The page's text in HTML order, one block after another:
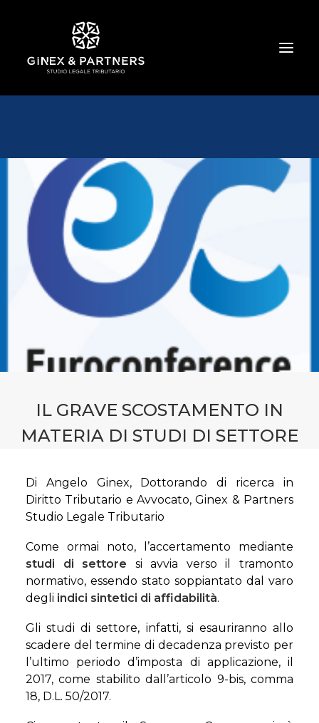
CHI SIAMO
TRIBUTARIO E PENALE TRIBUTARIO
GESTIONE E PROTEZIONE DEL PATRIMONIO
SOCIETARIO E CONTRATTUALISTICA
COMMERCIO INTERNAZIONALE
BANCARIO E FINANZIARIO
NEWS ED EVENTI
IL GRAVE SCOSTAMENTO IN
MATERIA DI STUDI DI SETTORE
Di Angelo Ginex, Dottorando di ricerca in
Diritto Tributario e Avvocato, Ginex & Partners
Studio Legale Tributario
Come ormai noto, l’accertamento mediante
studi di settore si avvia verso il tramonto
normativo, essendo stato soppiantato dal varo
degli indici sintetici di affidabilità.
Gli studi di settore, infatti, si esauriranno allo
scadere del termine di decadenza previsto per
l’ultimo periodo d’imposta di applicazione, il
2017, come stabilito dall’articolo 9-bis, comma
18, D.L. 50/2017.